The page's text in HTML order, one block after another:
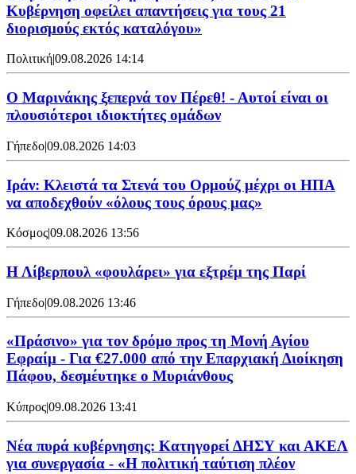
Κυβέρνηση οφείλει απαντήσεις για τους 21
διορισμούς εκτός καταλόγου»
Πολιτική|09.08.2026 14:14
Ο Μαρινάκης ξεπερνά τον Πέρεθ! - Αυτοί είναι οι
πλουσιότεροι ιδιοκτήτες ομάδων
Γήπεδο|09.08.2026 14:03
Ιράν: Κλειστά τα Στενά του Ορμούζ μέχρι οι ΗΠΑ
να αποδεχθούν «όλους τους όρους μας»
Κόσμος|09.08.2026 13:56
Η Λίβερπουλ «φουλάρει» για εξτρέμ της Παρί
Γήπεδο|09.08.2026 13:46
«Πράσινο» για τον δρόμο προς τη Μονή Αγίου
Εφραίμ - Για €27.000 από την Επαρχιακή Διοίκηση
Πάφου, δεσμέυτηκε ο Μυριάνθους
Κύπρος|09.08.2026 13:41
Νέα πυρά κυβέρνησης: Κατηγορεί ΔΗΣΥ και ΑΚΕΛ
για συνεργασία - «Η πολιτική ταύτιση πλέον